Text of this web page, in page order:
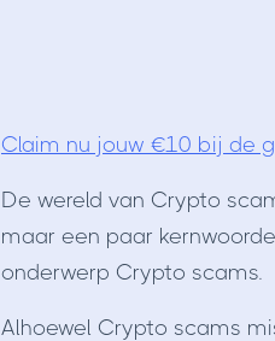
Claim nu jouw €10 bij de
De wereld van Crypto
maar een paar
onderwerp Crypto scams.
Alhoewel Crypto scams